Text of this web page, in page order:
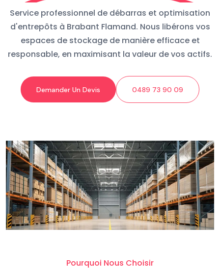
Service professionnel de débarras et optimisation
d'entrepôts à Brabant Flamand. Nous libérons vos
espaces de stockage de manière efficace et
responsable, en maximisant la valeur de vos actifs.
Demander Un Devis 0489 73 90 09
Pourquoi Nous Choisir